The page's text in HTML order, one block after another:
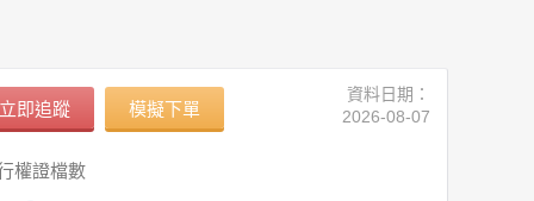
即追蹤 模擬下單
資料日期：
2026-08-07
權證檔數